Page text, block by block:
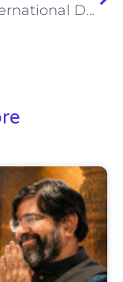
12th International Day of Yoga 2026 Online Celebration with Global Yoga Masters